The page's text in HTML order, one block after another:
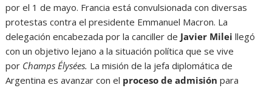
por el 1 de mayo. Francia está convulsionada con diversas
protestas contra el presidente Emmanuel Macron. La
delegación encabezada por la canciller de Javier Mileillegó
con un objetivo lejano a la situación política que se vive
por Champs Élysées. La misión de la jefa diplomática de
Argentina es avanzar con el proceso de admisión para